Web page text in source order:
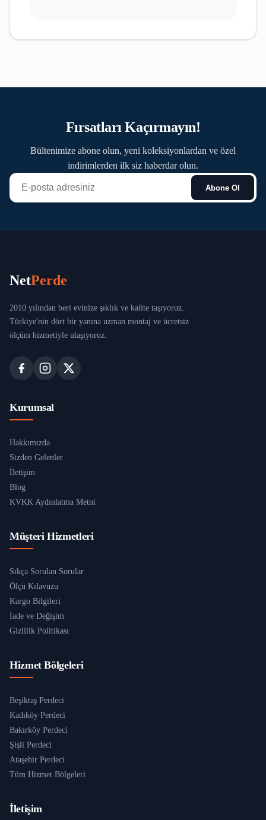
Fırsatları Kaçırmayın!
Bültenimize abone olun, yeni koleksiyonlardan ve özel
indirimlerden ilk siz haberdar olun.
Abone Ol
NetPerde
2010 yılından beri evinize şıklık ve kalite taşıyoruz.
Türkiye'nin dört bir yanına uzman montaj ve ücretsiz
ölçüm hizmetiyle ulaşıyoruz.
Kurumsal
Hakkımızda
Sizden Gelenler
İletişim
Blog
KVKK Aydınlatma Metni
Müşteri Hizmetleri
Sıkça Sorulan Sorular
Ölçü Kılavuzu
Kargo Bilgileri
İade ve Değişim
Gizlilik Politikası
Hizmet Bölgeleri
Beşiktaş Perdeci
Kadıköy Perdeci
Bakırköy Perdeci
Şişli Perdeci
Ataşehir Perdeci
Tüm Hizmet Bölgeleri
İletişim